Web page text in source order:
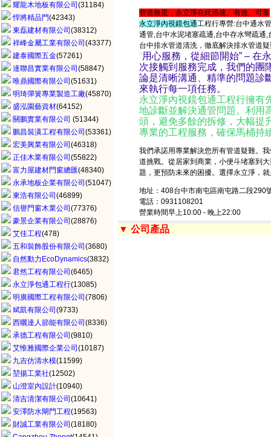
耀龍木地板有限公司 (31184)
悍將精品門(42343)
東磊建材有限公司 (38312)
祥峰金屬工業有限公司 (43377)
建泰國際五金(57261)
達聯昌實業有限公司 (58847)
唯鼎國際有限公司 (51631)
明琦彈簧專業製造工廠(45870)
盛泓園藝資材(64152)
關鵬實業有限公司 (51344)
鵬昌裝潢工程有限公司 (53361)
宏美興業有限公司 (46318)
正佳木業有限公司 (55822)
富力屋建材門窗總匯(48340)
永承地板企業有限公司 (51047)
東浩有限公司 (46899)
信譽門窗木業公司 (77376)
豪景企業有限公司 (28876)
艾佳工程(478)
五和裝飾股份有限公司 (3680)
自然動力EcoDynamics(3832)
君然工程有限公司 (6465)
永立淨包通工程行(13085)
明廣國際工程有限公司 (7806)
斌凱有限公司 (9733)
西曬達人節能有限公司 (8336)
承德工程有限公司 (9810)
艾惟雅國際企業公司 (10187)
九吉仿清水模(11599)
堃揚工業社(12502)
山澄室內設計(10940)
清吉清潔有限公司 (10641)
安澤防水閘門工程(19563)
財誠工業有限公司 (18180)
管道救星，永立淨在此迅速、有效、可靠
永立淨內視鏡包通工程行專營:台中通水
通管,台中水泥堵塞疏通,台中存水彎疏通
台中排水管道清洗，徹底解決排水管道
“用心服務，從細節開始” – 在
次接觸到服務完成，我們的團
論是清晰溝通、精準的問題診
來執行每一項任務。
永立淨內視鏡包通工程行擁有
地診斷並解決通管問題。利用
頭，避免多餘的拆修，大幅提
專業的工程服務，確保馬桶持
我們承諾用專業解決您所有管道疑難。
道挑戰。從居家到商業，小便斗堵塞到
題，更預防未來的困擾。選擇永立淨，
地址：408台中市南屯區南屯路二段290
電話：0931108201
營業時間早上10:00 - 晚上22:00
▼ 公司產品